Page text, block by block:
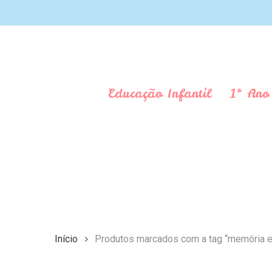
Educação Infantil 1º Ano
Início Produtos marcados com a tag “memória